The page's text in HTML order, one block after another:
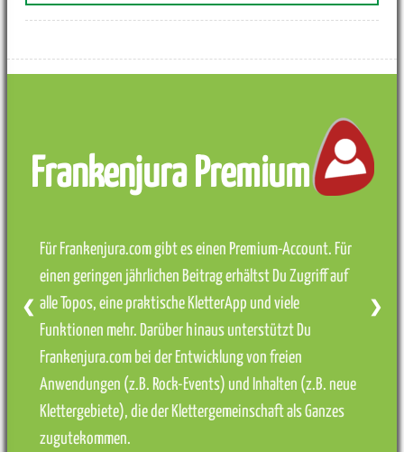
Frankenjura Premium
Für Frankenjura.com gibt es einen Premium-Account. Für
einen geringen jährlichen Beitrag erhältst Du Zugriff auf
alle Topos, eine praktische KletterApp und viele
Funktionen mehr. Darüber hinaus unterstützt Du
Frankenjura.com bei der Entwicklung von freien
Anwendungen (z.B. Rock-Events) und Inhalten (z.B. neue
Klettergebiete), die der Klettergemeinschaft als Ganzes
zugutekommen.
❮ ❯